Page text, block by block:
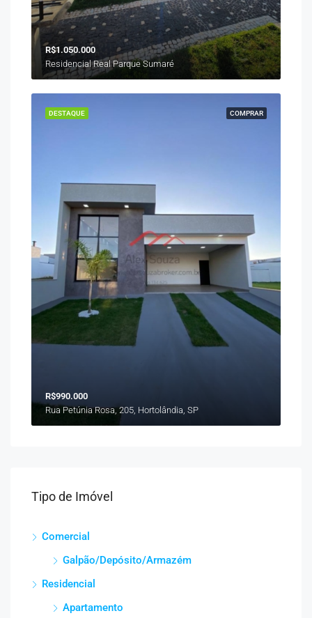
R$1.050.000
Residencial Real Parque Sumaré
COMPRAR
DESTAQUE
R$990.000
Rua Petúnia Rosa, 205, Hortolândia, SP
Tipo de Imóvel
Comercial
Galpão/Depósito/Armazém
Residencial
Apartamento